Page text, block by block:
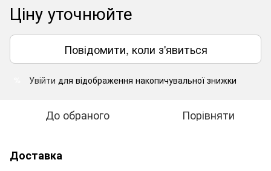
Ціну уточнюйте
Повідомити, коли з'явиться
Увійти для відображення накопичувальної знижки
До обраного Порівняти
Доставка